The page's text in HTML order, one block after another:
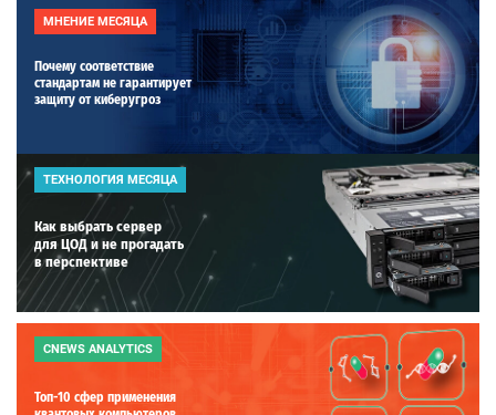
МНЕНИЕ МЕСЯЦА
Почему соответствие
стандартам не гарантирует
защиту от киберугроз
ТЕХНОЛОГИЯ МЕСЯЦА
Как выбрать сервер
для ЦОД и не прогадать
в перспективе
CNEWS ANALYTICS
Топ-10 сфер применения